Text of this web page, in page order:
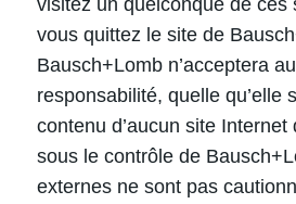
vous quittez le site de
Bausch+Lomb n’acceptera
responsabilité, quelle qu’elle
contenu d’aucun site Internet
sous le contrôle de
externes ne sont pas